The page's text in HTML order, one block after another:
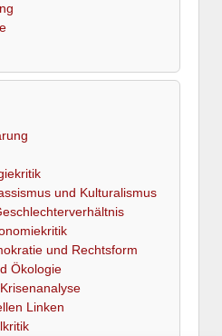
und Kulturalismus
und Rechtsform
Ökologie
Linken